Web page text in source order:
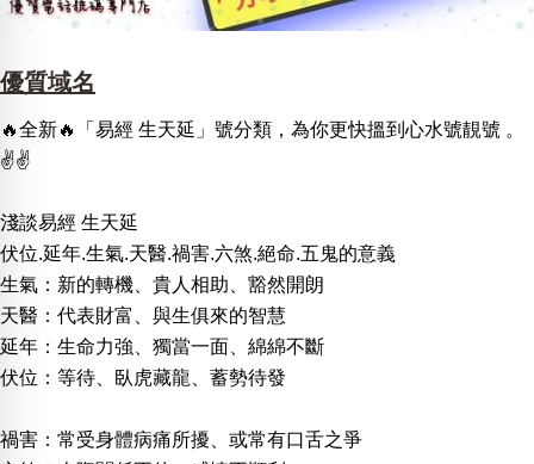
優質域名
🔥全新🔥「易經 生天延」號分類，為你更快搵到心水號靚號 。
✌️✌️
淺談易經 生天延
伏位.延年.生氣.天醫.禍害.六煞.絕命.五鬼的意義
生氣：新的轉機、貴人相助、豁然開朗
天醫：代表財富、與生俱來的智慧
延年：生命力強、獨當一面、綿綿不斷
伏位：等待、臥虎藏龍、蓄勢待發
禍害：常受身體病痛所擾、或常有口舌之爭